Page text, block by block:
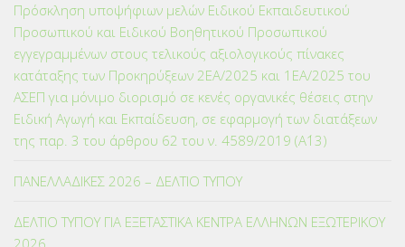
Πρόσκληση υποψήφιων μελών Ειδικού Εκπαιδευτικού
Προσωπικού και Ειδικού Βοηθητικού Προσωπικού
εγγεγραμμένων στους τελικούς αξιολογικούς πίνακες
κατάταξης των Προκηρύξεων 2ΕΑ/2025 και 1ΕΑ/2025 του
ΑΣΕΠ για μόνιμο διορισμό σε κενές οργανικές θέσεις στην
Ειδική Αγωγή και Εκπαίδευση, σε εφαρμογή των διατάξεων
της παρ. 3 του άρθρου 62 του ν. 4589/2019 (Α΄13)
ΠΑΝΕΛΛΑΔΙΚΕΣ 2026 – ΔΕΛΤΙΟ ΤΥΠΟΥ
ΔΕΛΤΙΟ ΤΥΠΟΥ ΓΙΑ ΕΞΕΤΑΣΤΙΚΑ ΚΕΝΤΡΑ ΕΛΛΗΝΩΝ ΕΞΩΤΕΡΙΚΟΥ